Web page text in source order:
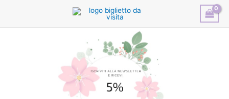
contenuto